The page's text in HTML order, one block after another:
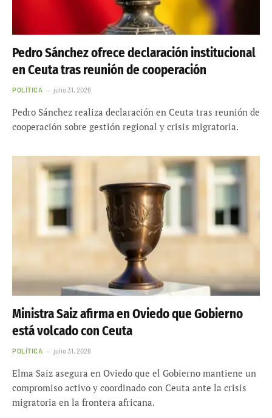
Pedro Sánchez ofrece declaración institucional
en Ceuta tras reunión de cooperación
POLÍTICA julio 31, 2026
Pedro Sánchez realiza declaración en Ceuta tras reunión de
cooperación sobre gestión regional y crisis migratoria.
Ministra Saiz afirma en Oviedo que Gobierno
está volcado con Ceuta
POLÍTICA julio 31, 2026
Elma Saiz asegura en Oviedo que el Gobierno mantiene un
compromiso activo y coordinado con Ceuta ante la crisis
migratoria en la frontera africana.